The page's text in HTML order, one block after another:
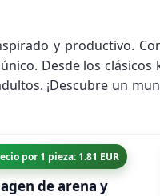
y productivo.
Desde los clásicos
¡Descubre un
por 1 pieza: 1.81 EUR
de arena y